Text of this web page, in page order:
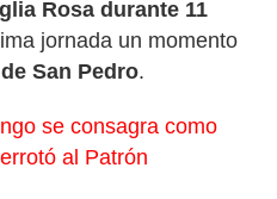
Rosa durante 11
jornada un momento
San Pedro.
se consagra como
al Patrón